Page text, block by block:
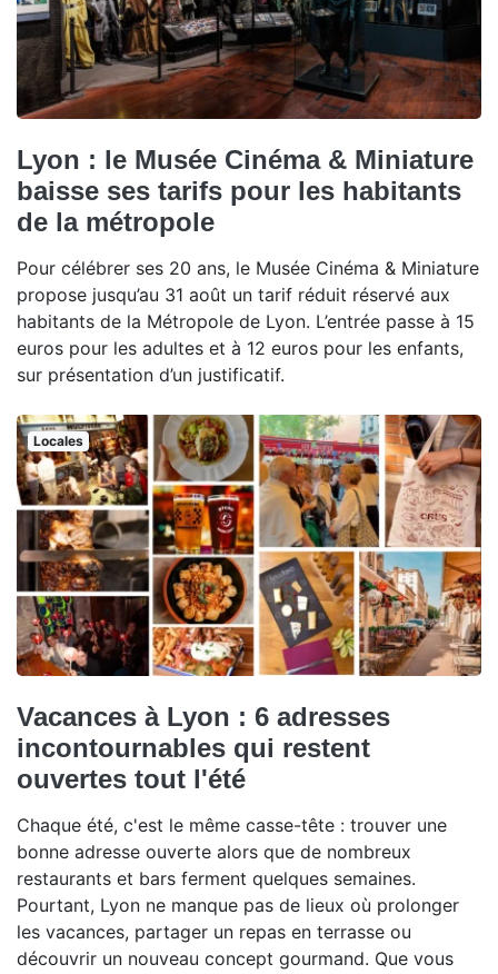
Lyon : le Musée Cinéma & Miniature
baisse ses tarifs pour les habitants
de la métropole
Pour célébrer ses 20 ans, le Musée Cinéma & Miniature
propose jusqu’au 31 août un tarif réduit réservé aux
habitants de la Métropole de Lyon. L’entrée passe à 15
euros pour les adultes et à 12 euros pour les enfants,
sur présentation d’un justificatif.
Locales
Vacances à Lyon : 6 adresses
incontournables qui restent
ouvertes tout l'été
Chaque été, c'est le même casse-tête : trouver une
bonne adresse ouverte alors que de nombreux
restaurants et bars ferment quelques semaines.
Pourtant, Lyon ne manque pas de lieux où prolonger
les vacances, partager un repas en terrasse ou
découvrir un nouveau concept gourmand. Que vous